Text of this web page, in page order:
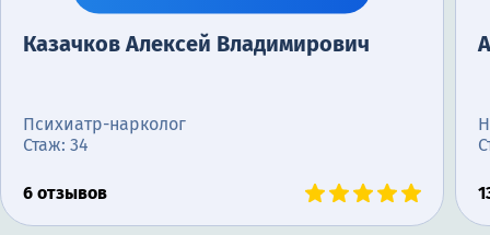
Казачков Алексей Владимирович
Психиатр-нарколог
Стаж: 34
6 отзывов